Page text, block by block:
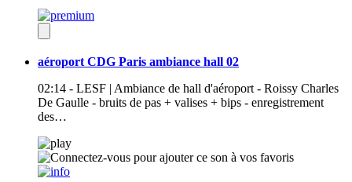
aéroport CDG Paris ambiance hall 02
02:14 - LESF | Ambiance de hall d'aéroport - Roissy Charles
De Gaulle - bruits de pas + valises + bips - enregistrement
des…